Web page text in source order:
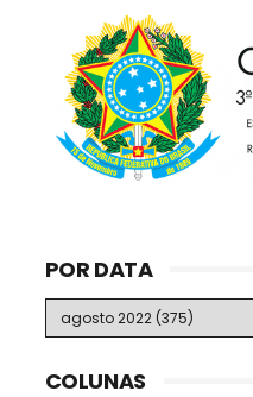
POR DATA
COLUNAS